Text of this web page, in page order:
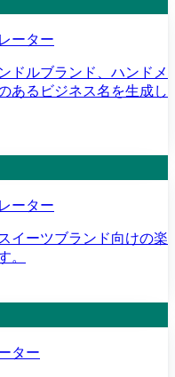
ーター
ドルブランド、ハンドメ
あるビジネス名を生成し
ーター
イーツブランド向けの楽
。
ター